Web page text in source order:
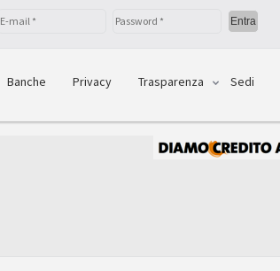
Banche Privacy Trasparenza Sedi